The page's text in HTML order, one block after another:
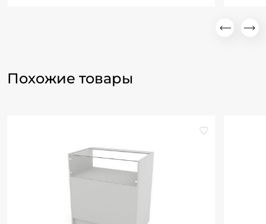
Похожие товары